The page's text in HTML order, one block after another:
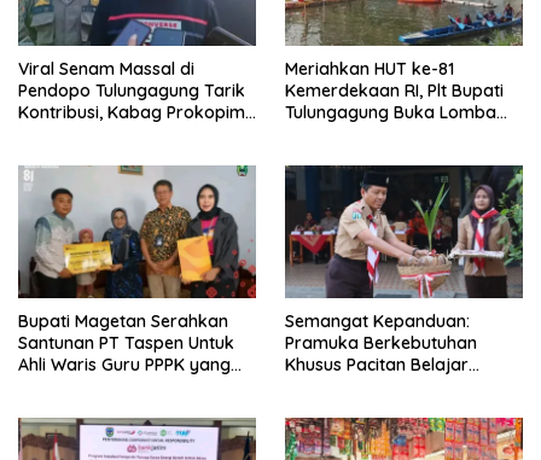
Viral Senam Massal di
Pendopo Tulungagung Tarik
Kontribusi, Kabag Prokopim
Meriahkan HUT ke-81
Kemerdekaan RI, Plt Bupati
Tulungagung Buka Lomba
Bupati Magetan Serahkan
Santunan PT Taspen Untuk
Ahli Waris Guru PPPK yang
Semangat Kepanduan:
Pramuka Berkebutuhan
Khusus Pacitan Belajar